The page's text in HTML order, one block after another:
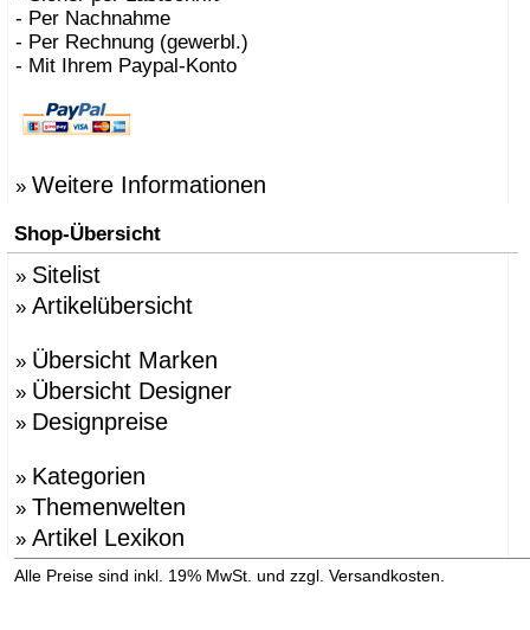
- Per Nachnahme
- Per Rechnung (gewerbl.)
- Mit Ihrem Paypal-Konto
» Weitere Informationen
Shop-Übersicht
» Sitelist
» Artikelübersicht
» Übersicht Marken
» Übersicht Designer
» Designpreise
» Kategorien
» Themenwelten
» Artikel Lexikon
Alle Preise sind inkl. 19% MwSt. und zzgl. Versandkosten.